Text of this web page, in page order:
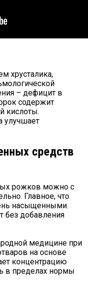
хрусталика,
– дефицит в
содержит
кислоты.
улучшает
средств
рожков можно с
Главное, что
насыщенными.
без добавления
медицине при
на основе
концентрацию
в пределах нормы